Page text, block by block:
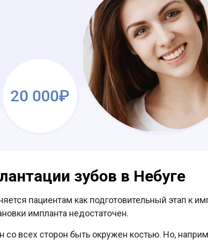
20 000₽
зубов в Небуге
пациентам как подготовительный этап к
импланта недостаточен.
всех сторон быть окружен костью. Но,